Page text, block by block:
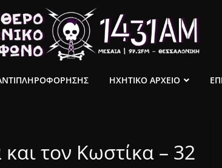
ΗΧΗΤΙΚΟ ΑΡΧΕΙΟ
τον Κωστίκα – 32